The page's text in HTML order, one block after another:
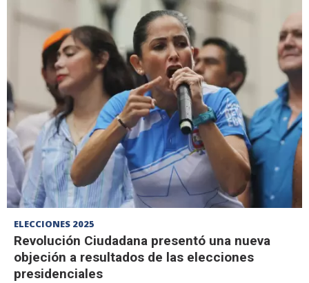
ELECCIONES 2025
Revolución Ciudadana presentó una nueva
objeción a resultados de las elecciones
presidenciales